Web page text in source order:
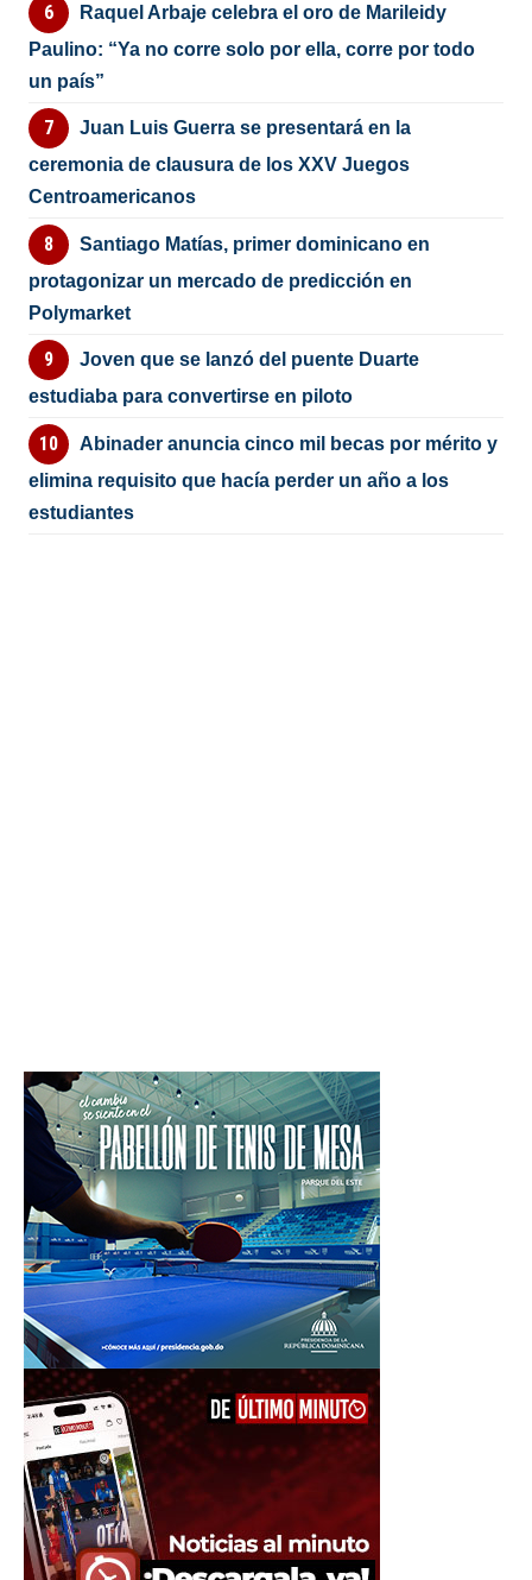
Raquel Arbaje celebra el oro de Marileidy
Paulino: “Ya no corre solo por ella, corre por todo
un país”
Juan Luis Guerra se presentará en la
ceremonia de clausura de los XXV Juegos
Centroamericanos
Santiago Matías, primer dominicano en
protagonizar un mercado de predicción en
Polymarket
Joven que se lanzó del puente Duarte
estudiaba para convertirse en piloto
Abinader anuncia cinco mil becas por mérito y
elimina requisito que hacía perder un año a los
estudiantes